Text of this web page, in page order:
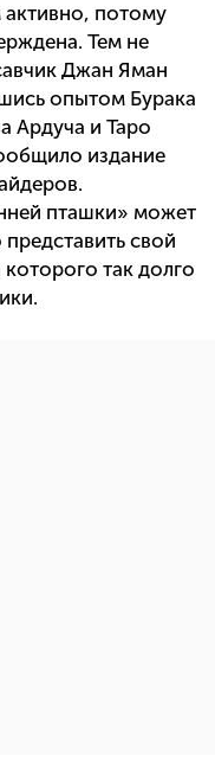
потому
Тем не
Джан Яман
опытом Бурака
Ардуча и Таро
издание
пташки» может
свой
так долго